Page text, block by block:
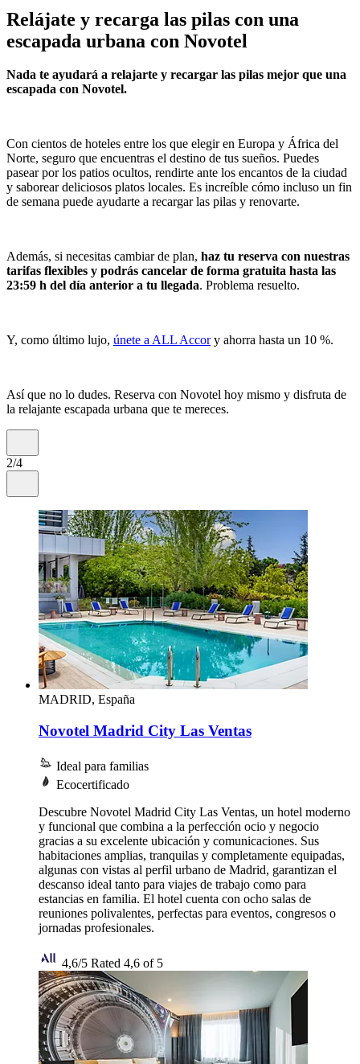
Relájate y recarga las pilas con una
escapada urbana con Novotel
Nada te ayudará a relajarte y recargar las pilas mejor que una
escapada con Novotel.
Con cientos de hoteles entre los que elegir en Europa y África del
Norte, seguro que encuentras el destino de tus sueños. Puedes
pasear por los patios ocultos, rendirte ante los encantos de la ciudad
y saborear deliciosos platos locales. Es increíble cómo incluso un fin
de semana puede ayudarte a recargar las pilas y renovarte.
Además, si necesitas cambiar de plan, haz tu reserva con nuestras
tarifas flexibles y podrás cancelar de forma gratuita hasta las
23:59 h del día anterior a tu llegada. Problema resuelto.
Y, como último lujo, únete a ALL Accory ahorra hasta un 10 %.
Así que no lo dudes. Reserva con Novotel hoy mismo y disfruta de
la relajante escapada urbana que te mereces.
2/4
MADRID, España
Novotel Madrid City Las Ventas
Ideal para familias
Ecocertificado
Descubre Novotel Madrid City Las Ventas, un hotel moderno
y funcional que combina a la perfección ocio y negocio
gracias a su excelente ubicación y comunicaciones. Sus
habitaciones amplias, tranquilas y completamente equipadas,
algunas con vistas al perfil urbano de Madrid, garantizan el
descanso ideal tanto para viajes de trabajo como para
estancias en familia. El hotel cuenta con ocho salas de
reuniones polivalentes, perfectas para eventos, congresos o
jornadas profesionales.
4,6/5 Rated 4,6 of 5